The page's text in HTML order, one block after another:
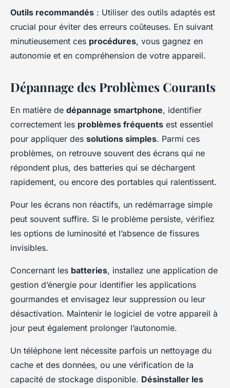
Outils recommandés : Utiliser des outils adaptés est
crucial pour éviter des erreurs coûteuses. En suivant
minutieusement ces procédures, vous gagnez en
autonomie et en compréhension de votre appareil.
Dépannage des Problèmes Courants
En matière de dépannage smartphone, identifier
correctement les problèmes fréquents est essentiel
pour appliquer des solutions simples. Parmi ces
problèmes, on retrouve souvent des écrans qui ne
répondent plus, des batteries qui se déchargent
rapidement, ou encore des portables qui ralentissent.
Pour les écrans non réactifs, un redémarrage simple
peut souvent suffire. Si le problème persiste, vérifiez
les options de luminosité et l’absence de fissures
invisibles.
Concernant les batteries, installez une application de
gestion d’énergie pour identifier les applications
gourmandes et envisagez leur suppression ou leur
désactivation. Maintenir le logiciel de votre appareil à
jour peut également prolonger l’autonomie.
Un téléphone lent nécessite parfois un nettoyage du
cache et des données, ou une vérification de la
capacité de stockage disponible. Désinstaller les